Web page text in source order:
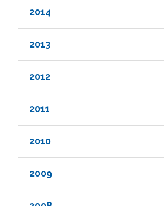
2014
2013
2012
2011
2010
2009